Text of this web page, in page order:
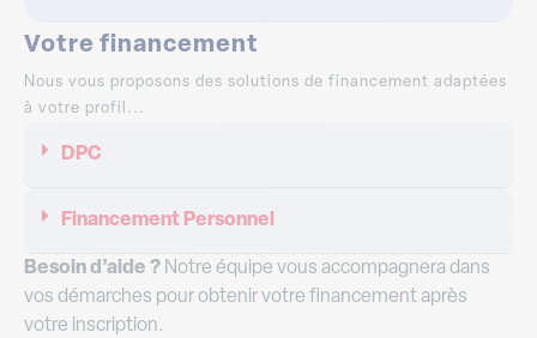
Votre financement
Nous vous proposons des solutions de financement adaptées
à votre profil...
DPC
Financement Personnel
Besoin d’aide ? Notre équipe vous accompagnera dans
vos démarches pour obtenir votre financement après
votre inscription.